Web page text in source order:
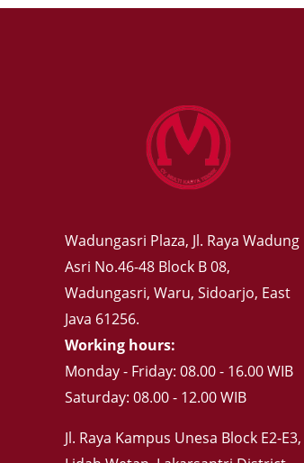
Wadungasri Plaza, Jl. Raya Wadung
Asri No.46-48 Block B 08,
Wadungasri, Waru, Sidoarjo, East
Java 61256.
Working hours:
Monday - Friday: 08.00 - 16.00 WIB
Saturday: 08.00 - 12.00 WIB
Jl. Raya Kampus Unesa Block E2-E3,